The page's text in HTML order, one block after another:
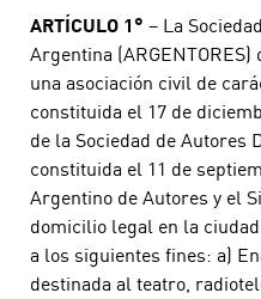
ARTÍCULO 1° – La
Argentina
una asociación civil de
constituida el 17 de
de la Sociedad de Autores
constituida el 11 de
Argentino de Autores y el
domicilio legal en la
a los siguientes fines: a)
destinada al teatro,